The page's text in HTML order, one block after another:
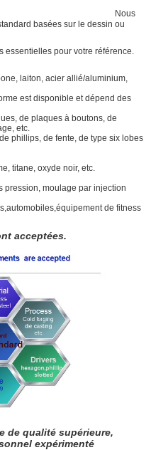
Nous
basées sur le dessin ou
essentielles pour votre référence.
laiton, acier allié/aluminium,
est disponible et dépend des
de plaques à boutons, de
etc.
phillips, de fente, de type six lobes
titane, oxyde noir, etc.
pression, moulage par injection
de fitness
acceptées.
de qualité supérieure,
expérimenté